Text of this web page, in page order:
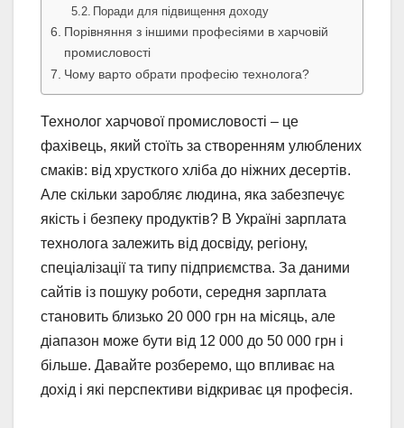
Поради для підвищення доходу
Порівняння з іншими професіями в харчовій
промисловості
Чому варто обрати професію технолога?
Технолог харчової промисловості – це
фахівець, який стоїть за створенням улюблених
смаків: від хрусткого хліба до ніжних десертів.
Але скільки заробляє людина, яка забезпечує
якість і безпеку продуктів? В Україні зарплата
технолога залежить від досвіду, регіону,
спеціалізації та типу підприємства. За даними
сайтів із пошуку роботи, середня зарплата
становить близько 20 000 грн на місяць, але
діапазон може бути від 12 000 до 50 000 грн і
більше. Давайте розберемо, що впливає на
дохід і які перспективи відкриває ця професія.